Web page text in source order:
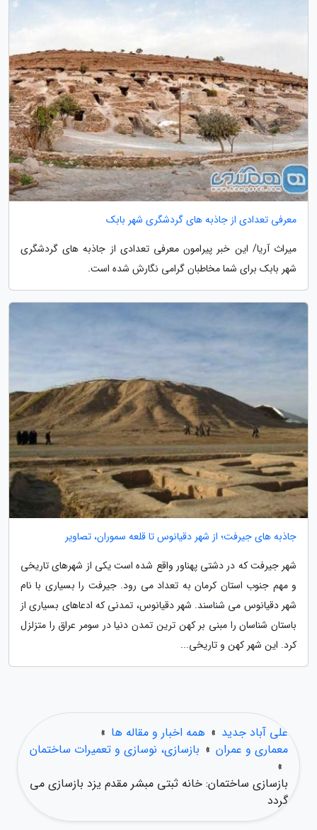
معرفی تعدادی از جاذبه های گردشگری شهر بابک
میراث آریا/ این خبر پیرامون معرفی تعدادی از جاذبه های گردشگری
شهر بابک برای شما مخاطبان گرامی نگارش شده است.
جاذبه های جیرفت؛ از شهر دقیانوس تا قلعه سموران، تصاویر
شهر جیرفت که در دشتی پهناور واقع شده است یکی از شهرهای تاریخی
و مهم جنوب استان کرمان به تعداد می رود. جیرفت را بسیاری با نام
شهر دقیانوس می شناسند. شهر دقیانوس، تمدنی که ادعاهای بسیاری از
باستان شناسان را مبنی بر کهن ترین تمدن دنیا در سومر عراق را متزلزل
کرد. این شهر کهن و تاریخی...
علی آباد جدید » همه اخبار و مقاله ها »
معماری و عمران » بازسازی، نوسازی و تعمیرات ساختمان
»
بازسازی ساختمان: خانه ثبتی مبشر مقدم یزد بازسازی می
گردد